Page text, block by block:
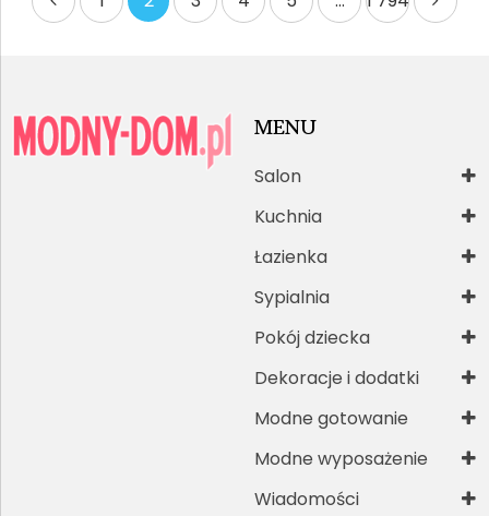
wpisów
MENU
Salon
Kuchnia
Łazienka
Sypialnia
Pokój dziecka
Dekoracje i dodatki
Modne gotowanie
Modne wyposażenie
Wiadomości